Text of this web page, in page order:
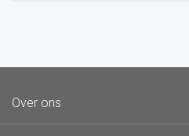
Over ons